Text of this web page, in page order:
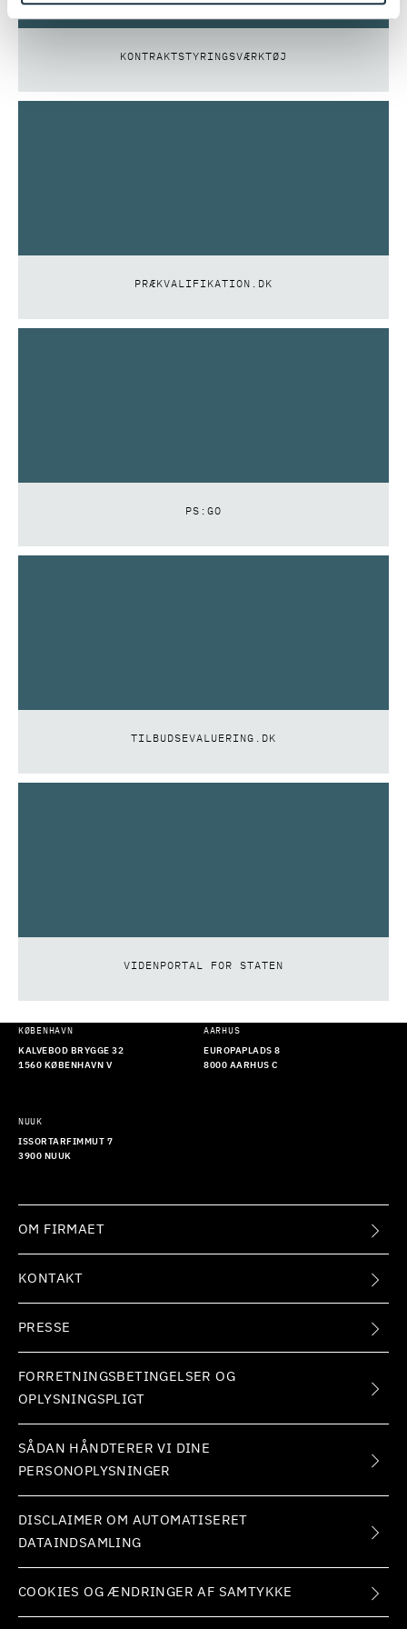
KONTRAKTSTYRINGSVÆRKTØJ
PRÆKVALIFIKATION.DK
PS:GO
TILBUDSEVALUERING.DK
VIDENPORTAL FOR STATEN
KØBENHAVN
KALVEBOD BRYGGE 32
1560 KØBENHAVN V
AARHUS
EUROPAPLADS 8
8000 AARHUS C
NUUK
ISSORTARFIMMUT 7
3900 NUUK
OM FIRMAET
KONTAKT
PRESSE
FORRETNINGSBETINGELSER OG
OPLYSNINGSPLIGT
SÅDAN HÅNDTERER VI DINE
PERSONOPLYSNINGER
DISCLAIMER OM AUTOMATISERET
DATAINDSAMLING
COOKIES OG ÆNDRINGER AF SAMTYKKE